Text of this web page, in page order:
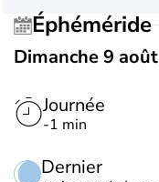
Éphéméride
Dimanche 9 août
Journée
-1 min
Dernier